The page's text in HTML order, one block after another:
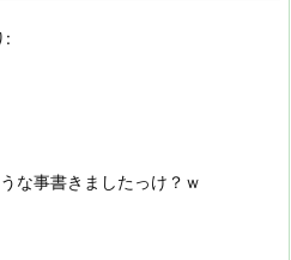
:
な事書きましたっけ？ｗ